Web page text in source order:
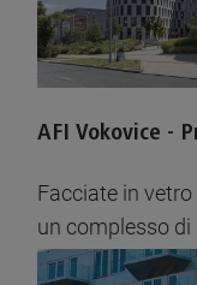
AFI Vokovice -
Facciate in
un complesso